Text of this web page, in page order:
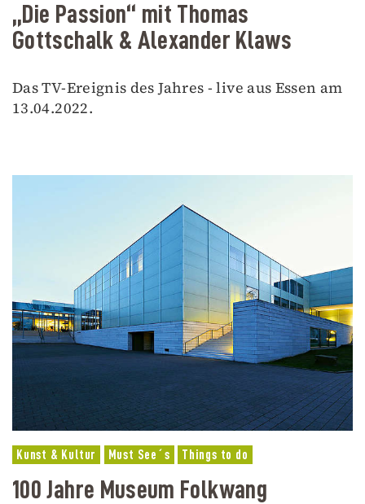
„Die Passion“ mit Thomas
Gottschalk & Alexander Klaws
Das TV-Ereignis des Jahres - live aus Essen am
13.04.2022.
Kunst & Kultur Must See´s Things to do
100 Jahre Museum Folkwang